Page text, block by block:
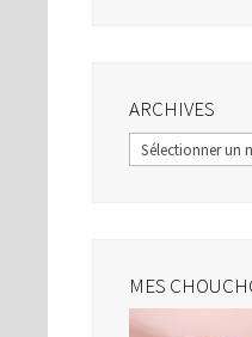
ARCHIVES
Archives
MES